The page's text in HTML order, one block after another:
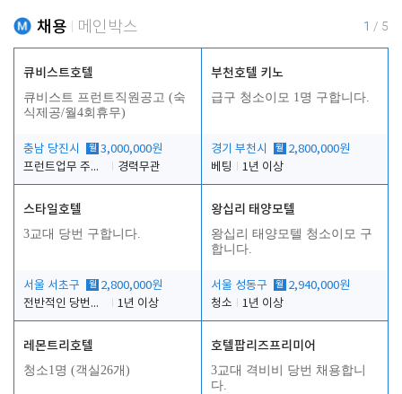
채용 메인박스 1 / 5
큐비스트호텔
큐비스트 프런트직원공고 (숙
식제공/월4회휴무)
충남 당진시 월 3,000,000원
프런트업무 주간, 야간
경력무관
부천호텔 키노
급구 청소이모 1명 구합니다.
경기 부천시 월 2,800,000원
베팅
1년 이상
스타일호텔
3교대 당번 구합니다.
서울 서초구 월 2,800,000원
전반적인 당번업무
1년 이상
왕십리 태양모텔
왕십리 태양모텔 청소이모 구
합니다.
서울 성동구 월 2,940,000원
청소
1년 이상
레몬트리호텔
청소1명 (객실26개)
호텔팝리즈프리미어
3교대 격비비 당번 채용합니
다.